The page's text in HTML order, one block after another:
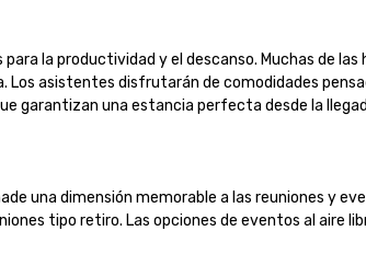
la productividad y el descanso. Muchas de
asistentes disfrutarán de comodidades
garantizan una estancia perfecta desde la
una dimensión memorable a las reuniones y
tipo retiro. Las opciones de eventos al aire